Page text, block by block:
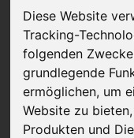
Diese Website
Tracking-
folgenden
grundlegende
ermöglichen, um
Website zu bieten,
Produkten und
Ranking
Das vegan-
Gastronomie
Bereich jedoch